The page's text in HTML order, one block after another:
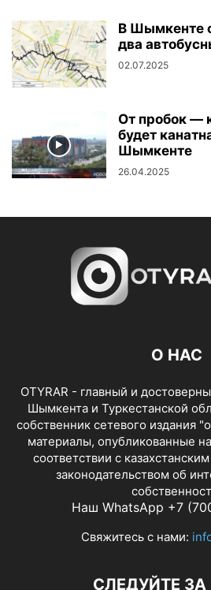
В Шымкенте
два
02.07.2025
От пробок —
будет
Шымкенте
26.04.2025
О НАС
OTYRAR - главный и
Шымкента и Туркестанской
собственник сетевого издания
материалы, опубликованные
соответствии с
законодательством об
Наш WhatsApp +7
Свяжитесь с нами:
СЛЕДУЙТЕ